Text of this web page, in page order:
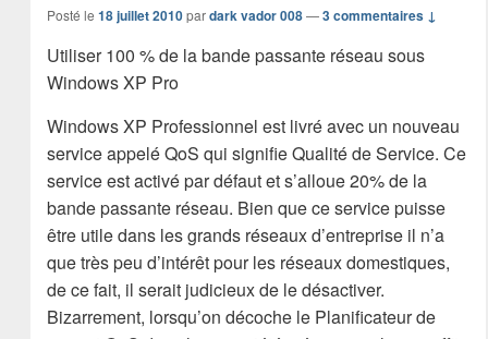
Posté le 18 juillet 2010 pardark vador 008 —3 commentaires ↓
Utiliser 100 % de la bande passante réseau sous
Windows XP Pro
Windows XP Professionnel est livré avec un nouveau
service appelé QoS qui signifie Qualité de Service. Ce
service est activé par défaut et s’alloue 20% de la
bande passante réseau. Bien que ce service puisse
être utile dans les grands réseaux d’entreprise il n’a
que très peu d’intérêt pour les réseaux domestiques,
de ce fait, il serait judicieux de le désactiver.
Bizarrement, lorsqu’on décoche le Planificateur de